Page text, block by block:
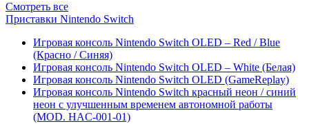
Смотреть все
Приставки Nintendo Switch
Игровая консоль Nintendo Switch OLED – Red / Blue
(Красно / Синяя)
Игровая консоль Nintendo Switch OLED – White (Белая)
Игровая консоль Nintendo Switch OLED (GameReplay)
Игровая консоль Nintendo Switch красный неон / синий
неон с улучшенным временем автономной работы
(MOD. HAC-001-01)